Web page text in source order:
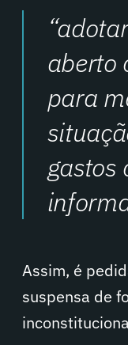
aberto
para
gastos
Assim, é
suspensa de